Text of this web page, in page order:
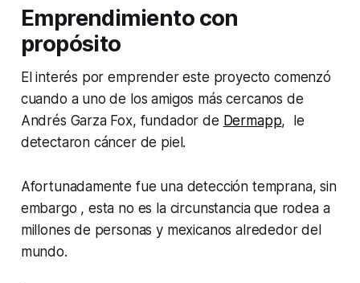
Emprendimiento con
propósito
El interés por emprender este proyecto comenzó
cuando a uno de los amigos más cercanos de
Andrés Garza Fox, fundador de Dermapp, le
detectaron cáncer de piel.
Afortunadamente fue una detección temprana, sin
embargo , esta no es la circunstancia que rodea a
millones de personas y mexicanos alrededor del
mundo.